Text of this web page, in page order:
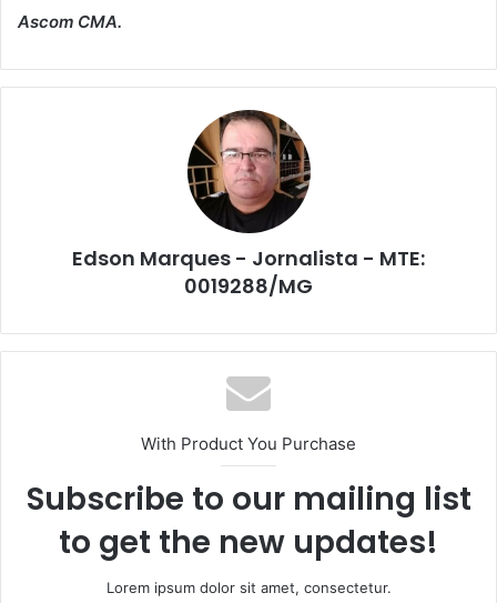
Ascom CMA.
Edson Marques - Jornalista - MTE:
0019288/MG
With Product You Purchase
Subscribe to our mailing list
to get the new updates!
Lorem ipsum dolor sit amet, consectetur.